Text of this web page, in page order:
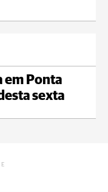
em Ponta
sexta